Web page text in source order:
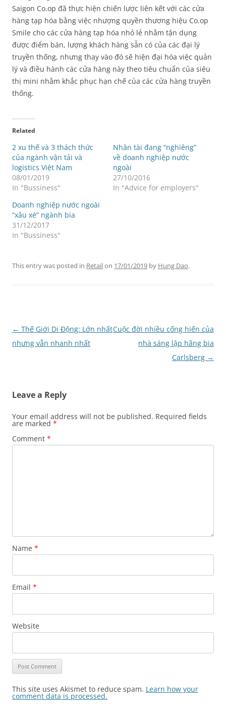
Saigon Co.op đã thực hiện chiến lược liên kết với các cửa
hàng tạp hóa bằng việc nhượng quyền thương hiệu Co.op
Smile cho các cửa hàng tạp hóa nhỏ lẻ nhằm tận dụng
được điểm bán, lượng khách hàng sẵn có của các đại lý
truyền thống, nhưng thay vào đó sẽ hiện đại hóa việc quản
lý và điều hành các cửa hàng này theo tiêu chuẩn của siêu
thị mini nhằm khắc phục hạn chế của các cửa hàng truyền
thống.
Related
2 xu thế và 3 thách thức
của ngành vận tải và
logistics Việt Nam
08/01/2019
In "Bussiness"
Nhân tài đang “nghiêng”
về doanh nghiệp nước
ngoài
27/10/2016
In "Advice for employers"
Doanh nghiệp nước ngoài
“xâu xé” ngành bia
31/12/2017
In "Bussiness"
This entry was posted in Retailon 17/01/2019 by Hung Dao.
Post
navigation
← Thế Giới Di Động: Lớn nhất
nhưng vẫn nhanh nhất
Cuộc đời nhiều cống hiến của
nhà sáng lập hãng bia
Carlsberg →
Leave a Reply
Your email address will not be published. Required fields
are marked *
Comment *
Name *
Email *
Website
This site uses Akismet to reduce spam. Learn how your
comment data is processed.